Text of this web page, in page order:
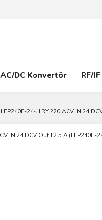
AC/DC Konvertör RF/IF
LFP240F-24-J1RY 220 ACV IN 24